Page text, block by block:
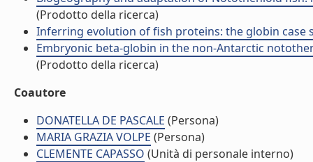
(Prodotto della ricerca)
Inferring evolution of fish proteins: the globin case
Embryonic beta-globin in the non-Antarctic
(Prodotto della ricerca)
Coautore
DONATELLA DE PASCALE (Persona)
MARIA GRAZIA VOLPE (Persona)
CLEMENTE CAPASSO (Unità di personale interno)